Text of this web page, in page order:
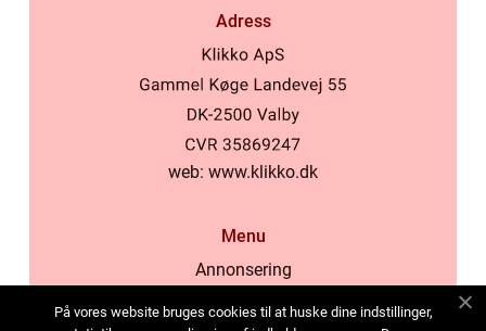
Adress
web: www.klikko.dk
Menu
Annonsering
På vores website bruges cookies til at huske dine indstillinger,